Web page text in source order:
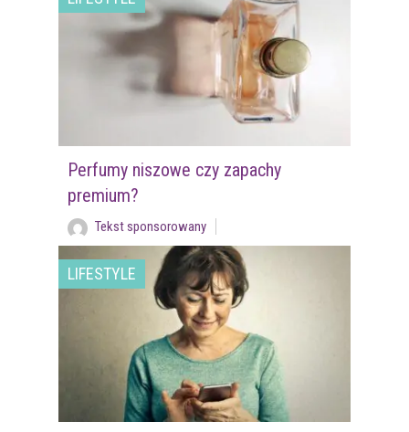
Perfumy niszowe czy zapachy
premium?
Tekst sponsorowany
LIFESTYLE